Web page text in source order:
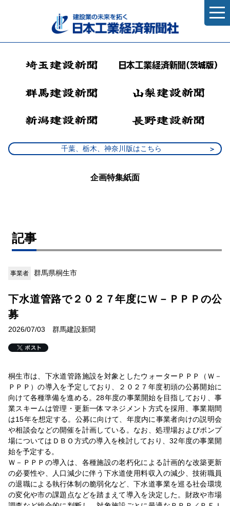
千葉、栃木、神奈川版はこちら
企画特集紙面
記事
事業者 群馬県桐生市
下水道管路で２０２７年度にＷ－ＰＰＰの公
募
2026/07/03 群馬建設新聞
桐生市は、下水道管路施設を対象としたウォーターＰＰＰ（Ｗ－
ＰＰＰ）の導入を予定しており、２０２７年度初頭の公募開始に
向けて各種準備を進める。28年度の事業開始を目指しており、事
業スキームは管理・更新一体マネジメント方式を採用、事業期間
は15年を想定する。公募に向けて、年度内に事業者向けの説明会
や相談会などの開催を計画している。なお、処理場およびポンプ
場についてはＤＢＯ方式の導入を検討しており、32年度の事業開
始を予定する。
Ｗ－ＰＰＰの導入は、各種施設の老朽化による計画的な改築更新
の必要性や、人口減少に伴う下水道使用料収入の減少、技術職員
の退職による執行体制の脆弱化など、下水道事業を巡る社会環境
の変化や市の課題点などを踏まえて導入を決定した。財政や市場